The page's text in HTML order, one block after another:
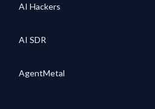
AI Hackers
AI SDR
AgentMetal